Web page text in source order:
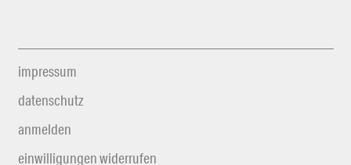
impressum
datenschutz
anmelden
einwilligungen widerrufen